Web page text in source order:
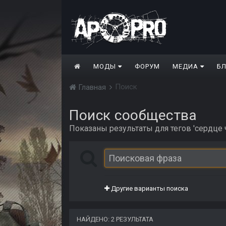
МОДЫ ФОРУМ МЕДИА
Главная Поиск
Поиск сообщества
Показаны результаты для тегов 'сердце
Другие варианты поиска
НАЙДЕНО: 2 РЕЗУЛЬТАТА